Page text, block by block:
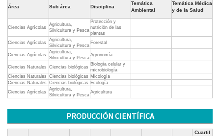
Área Sub área Disciplina
Temática
Ambiental
Temática Médica
y de la Salud
Ciencias Agrícolas
Agricultura,
Silvicultura y Pesca
Protección y
nutrición de las
plantas
Ciencias Agrícolas
Agricultura,
Silvicultura y Pesca
Forestal
Ciencias Agrícolas
Agricultura,
Silvicultura y Pesca
Agronomía
Ciencias Naturales Ciencias biológicas
Biología celular y
microbiología
Ciencias Naturales Ciencias biológicas Micología
Ciencias Naturales Ciencias biológicas Ecología
Ciencias Agrícolas
Agricultura,
Silvicultura y Pesca
Agricultura
PRODUCCIÓN CIENTÍFICA
Cuartil